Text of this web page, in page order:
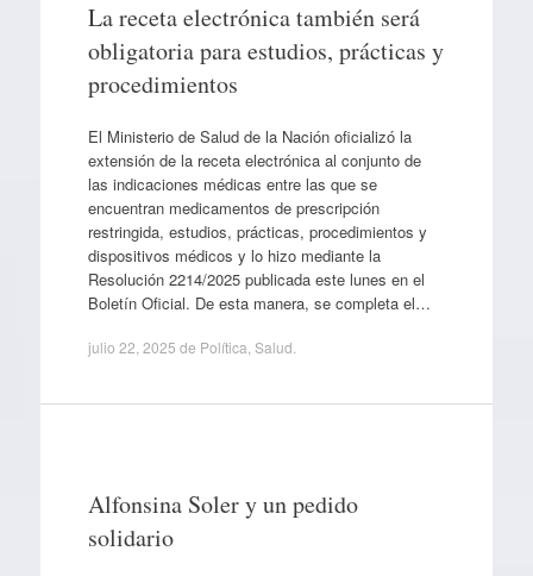
La receta electrónica también será
obligatoria para estudios, prácticas y
procedimientos
El Ministerio de Salud de la Nación oficializó la
extensión de la receta electrónica al conjunto de
las indicaciones médicas entre las que se
encuentran medicamentos de prescripción
restringida, estudios, prácticas, procedimientos y
dispositivos médicos y lo hizo mediante la
Resolución 2214/2025 publicada este lunes en el
Boletín Oficial. De esta manera, se completa el…
julio 22, 2025 de Política Salud
Alfonsina Soler y un pedido
solidario